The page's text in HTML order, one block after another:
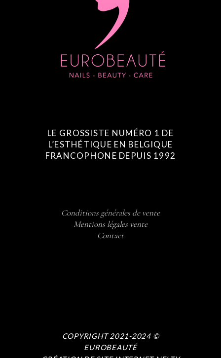
LE GROSSISTE NUMÉRO 1 DE
L’ESTHÉTIQUE EN BELGIQUE
FRANCOPHONE DEPUIS 1992
Conditions générales de vente
Mentions légales vente
Contact
COPYRIGHT 2021-2024 ©
EUROBEAUTÉ